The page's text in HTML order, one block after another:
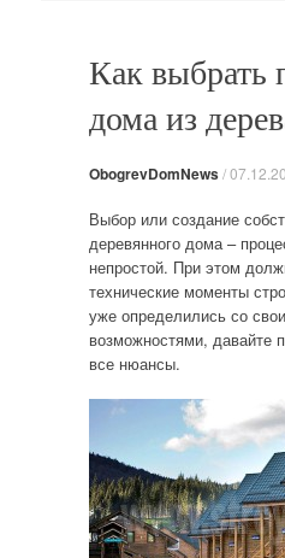
Как выбрать
дома из
ObogrevDomNews/
Выбор или создание
деревянного дома –
непростой. При этом
технические моменты
уже определились со
возможностями, давайте
все нюансы.